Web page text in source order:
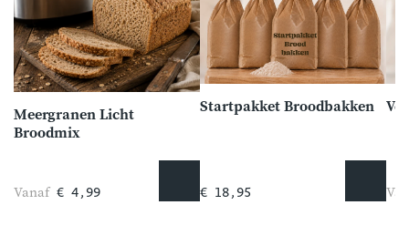
Meergranen Licht
Broodmix
Vanaf € 4,99
Startpakket Broodbakken
€ 18,95